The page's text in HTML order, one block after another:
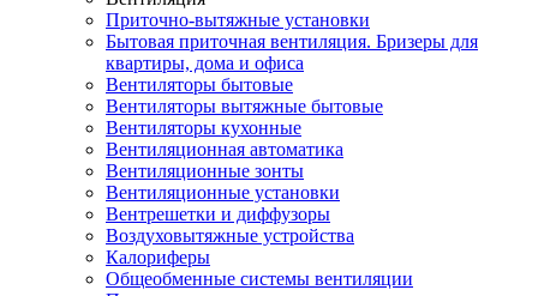
Приточно-вытяжные установки
Бытовая приточная вентиляция. Бризеры для
квартиры, дома и офиса
Вентиляторы бытовые
Вентиляторы вытяжные бытовые
Вентиляторы кухонные
Вентиляционная автоматика
Вентиляционные зонты
Вентиляционные установки
Вентрешетки и диффузоры
Воздуховытяжные устройства
Калориферы
Общеобменные системы вентиляции